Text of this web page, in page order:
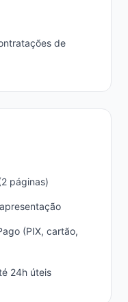
de
páginas)
(PIX, cartão,
24h úteis